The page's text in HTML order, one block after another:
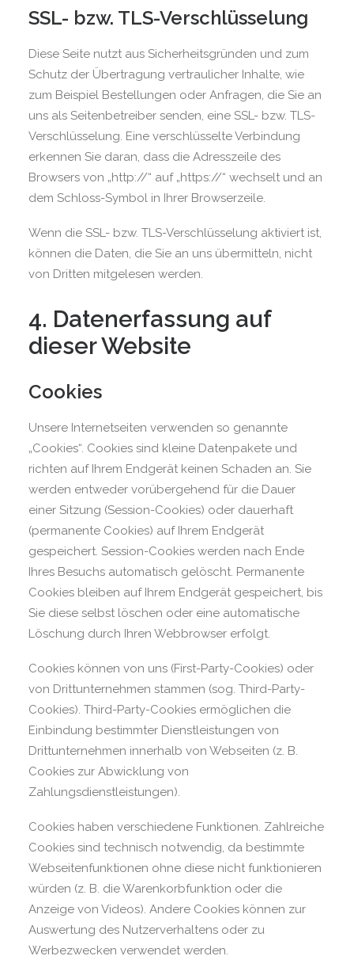
SSL- bzw. TLS-Verschlüsselung
Diese Seite nutzt aus Sicherheitsgründen und zum
Schutz der Übertragung vertraulicher Inhalte, wie
zum Beispiel Bestellungen oder Anfragen, die Sie an
uns als Seitenbetreiber senden, eine SSL- bzw. TLS-
Verschlüsselung. Eine verschlüsselte Verbindung
erkennen Sie daran, dass die Adresszeile des
Browsers von „http://“ auf „https://“ wechselt und an
dem Schloss-Symbol in Ihrer Browserzeile.
Wenn die SSL- bzw. TLS-Verschlüsselung aktiviert ist,
können die Daten, die Sie an uns übermitteln, nicht
von Dritten mitgelesen werden.
4. Datenerfassung auf
dieser Website
Cookies
Unsere Internetseiten verwenden so genannte
„Cookies“. Cookies sind kleine Datenpakete und
richten auf Ihrem Endgerät keinen Schaden an. Sie
werden entweder vorübergehend für die Dauer
einer Sitzung (Session-Cookies) oder dauerhaft
(permanente Cookies) auf Ihrem Endgerät
gespeichert. Session-Cookies werden nach Ende
Ihres Besuchs automatisch gelöscht. Permanente
Cookies bleiben auf Ihrem Endgerät gespeichert, bis
Sie diese selbst löschen oder eine automatische
Löschung durch Ihren Webbrowser erfolgt.
Cookies können von uns (First-Party-Cookies) oder
von Drittunternehmen stammen (sog. Third-Party-
Cookies). Third-Party-Cookies ermöglichen die
Einbindung bestimmter Dienstleistungen von
Drittunternehmen innerhalb von Webseiten (z. B.
Cookies zur Abwicklung von
Zahlungsdienstleistungen).
Cookies haben verschiedene Funktionen. Zahlreiche
Cookies sind technisch notwendig, da bestimmte
Webseitenfunktionen ohne diese nicht funktionieren
würden (z. B. die Warenkorbfunktion oder die
Anzeige von Videos). Andere Cookies können zur
Auswertung des Nutzerverhaltens oder zu
Werbezwecken verwendet werden.